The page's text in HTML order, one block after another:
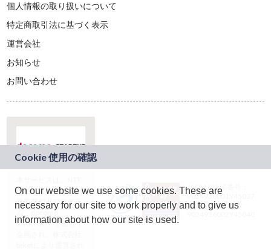
個人情報の取り扱いについて
特定商取引法に基づく表示
運営会社
お知らせ
お問い合わせ
ドコモグループの新
規事業創出プログラ
ム「docomo
STARTUP」を通じて
JASRAC許諾番号：
9024936001Y45037
JASRAC許諾番号：
On our website we use some cookies. These are
necessary for our site to work properly and to give us
information about how our site is used.